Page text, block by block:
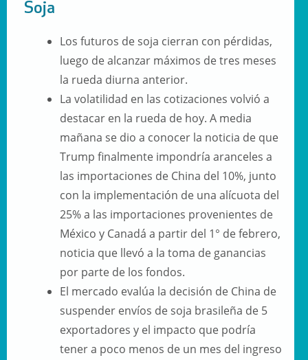
Soja
Los futuros de soja cierran con pérdidas,
luego de alcanzar máximos de tres meses
la rueda diurna anterior.
La volatilidad en las cotizaciones volvió a
destacar en la rueda de hoy. A media
mañana se dio a conocer la noticia de que
Trump finalmente impondría aranceles a
las importaciones de China del 10%, junto
con la implementación de una alícuota del
25% a las importaciones provenientes de
México y Canadá a partir del 1° de febrero,
noticia que llevó a la toma de ganancias
por parte de los fondos.
El mercado evalúa la decisión de China de
suspender envíos de soja brasileña de 5
exportadores y el impacto que podría
tener a poco menos de un mes del ingreso